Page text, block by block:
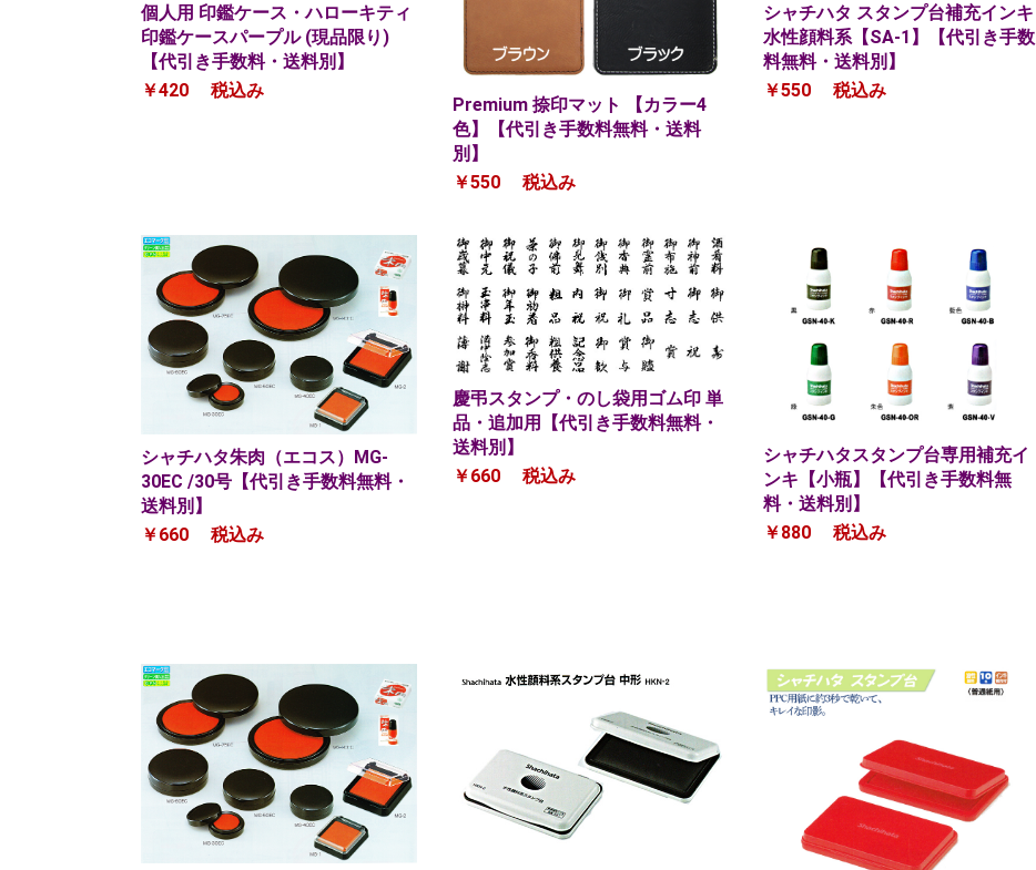
個人用 印鑑ケース・ハローキティ
印鑑ケースパープル (現品限り)
【代引き手数料・送料別】
￥420
税込み
Premium 捺印マット 【カラー4
色】【代引き手数料無料・送料
別】
￥550
税込み
シャチハタ スタンプ台補充インキ
水性顔料系【SA-1】【代引き手数
料無料・送料別】
￥550
税込み
シャチハタ朱肉（エコス）MG-
30EC /30号【代引き手数料無料・
送料別】
￥660
税込み
慶弔スタンプ・のし袋用ゴム印 単
品・追加用【代引き手数料無料・
送料別】
￥660
税込み
シャチハタスタンプ台専用補充イ
ンキ【小瓶】【代引き手数料無
料・送料別】
￥880
税込み